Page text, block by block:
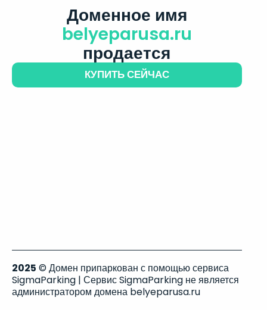
Доменное имя
belyeparusa.ru
продается
КУПИТЬ СЕЙЧАС
2025 © Домен припаркован с помощью сервиса
SigmaParking | Сервис SigmaParking не является
администратором домена belyeparusa.ru